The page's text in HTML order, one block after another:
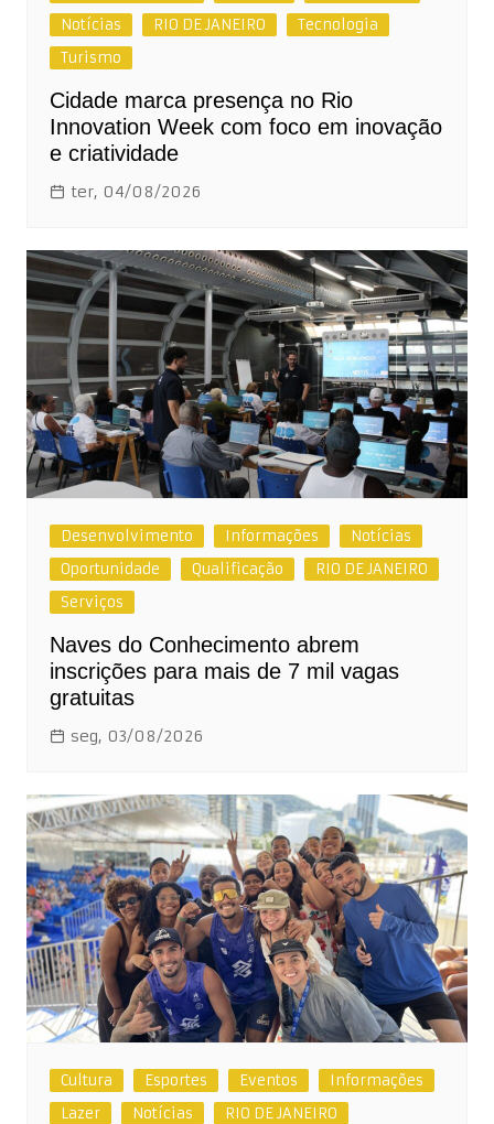
Notícias
RIO DE JANEIRO
Tecnologia
Turismo
Cidade marca presença no Rio
Innovation Week com foco em inovação
e criatividade
ter, 04/08/2026
Desenvolvimento Informações
Notícias
Oportunidade
Qualificação
RIO DE JANEIRO
Serviços
Naves do Conhecimento abrem
inscrições para mais de 7 mil vagas
gratuitas
seg, 03/08/2026
Cultura Esportes Eventos
Informações
Lazer
Notícias
RIO DE JANEIRO